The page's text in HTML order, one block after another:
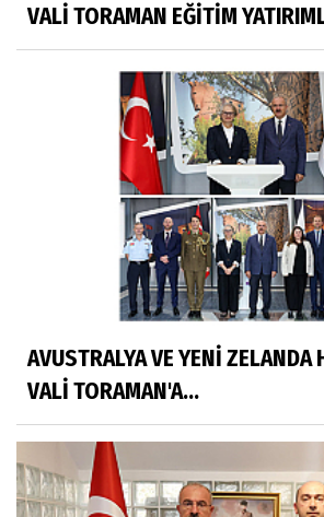
VALİ TORAMAN EĞİTİM
AVUSTRALYA VE YENİ ZELANDA
VALİ TORAMAN'A...